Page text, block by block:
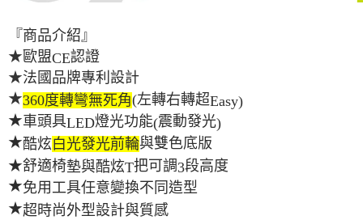
ATM／網路銀行／等多元方式進行付款，方視為交易完成。
※ 請注意：結帳手續完成當下不需立刻繳費，但若您需要取消訂單，請聯絡
購買商品的店家。未經商家同意取消之訂單仍視為有效，需透過AFTEE先享
後付繳納相關費用。
※ 交易是否成功請以「AFTEE先享後付 」之結帳頁面顯示為準，若有關於
是否繳費成功／繳費後需取消欲退款等相關疑問，請聯繫「AFTEE先享後付
客戶支援中心」 https://netprotections.freshdesk.com/support/home
【注意事項】
１．透過由恩沛科技股份有限公司提供之「AFTEE先享後付」服務完成之交
易，需依本服務之必要範圍內提供個人資料，並將交易相關給付款項請求債
權轉讓予恩沛科技股份有限公司。
２．關於個人資料處理事宜，請瀏覽以下網址：
『商品介紹』
★歐盟CE認證
★法國品牌專利設計
★360度轉彎無死角(左轉右轉超Easy)
★車頭具LED燈光功能(震動發光)
★酷炫白光發光前輪與雙色底版
★舒適椅墊與酷炫T把可調3段高度
★免用工具任意變換不同造型
★超時尚外型設計與質感